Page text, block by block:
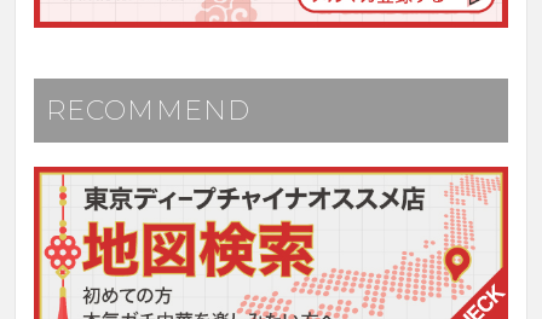
RECOMMEND